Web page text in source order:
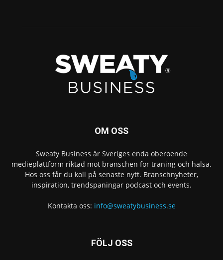
OM OSS
Sweaty Business är Sveriges enda oberoende
medieplattform riktad mot branschen för träning och hälsa.
Hos oss får du koll på senaste nytt. Branschnyheter,
inspiration, trendspaningar podcast och events.
Kontakta oss: info@sweatybusiness.se
FÖLJ OSS